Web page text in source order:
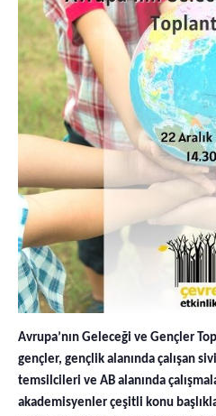
Avrupa’nın Geleceği ve Gençler
gençler, gençlik alanında çalışan
temsilcileri ve AB alanında
akademisyenler çeşitli konu